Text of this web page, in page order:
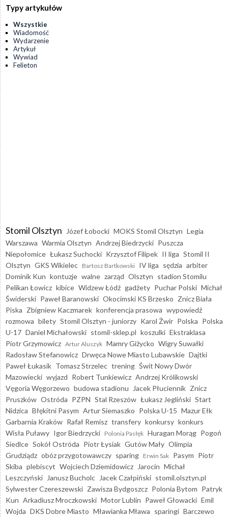
Typy artykułów
Wszystkie
Wiadomość
Wydarzenie
Artykuł
Wywiad
Felieton
Stomil Olsztyn Józef Łobocki MOKS Stomil Olsztyn Legia
Warszawa Warmia Olsztyn Andrzej Biedrzycki Puszcza
Niepołomice Łukasz Suchocki Krzysztof Filipek II liga Stomil II
Olsztyn GKS Wikielec Bartosz Bartkowski IV liga sędzia arbiter
Dominik Kun kontuzje walne zarząd Olsztyn stadion Stomilu
Pelikan Łowicz kibice Widzew Łódź gadżety Puchar Polski Michał
Świderski Paweł Baranowski Okocimski KS Brzesko Znicz Biała
Piska Zbigniew Kaczmarek konferencja prasowa wypowiedź
rozmowa bilety Stomil Olsztyn - juniorzy Karol Żwir Polska Polska
U-17 Daniel Michałowski stomil-sklep.pl koszulki Ekstraklasa
Piotr Grzymowicz Artur Aluszyk Mamry Giżycko Wigry Suwałki
Radosław Stefanowicz Drwęca Nowe Miasto Lubawskie Dajtki
Paweł Łukasik Tomasz Strzelec trening Świt Nowy Dwór
Mazowiecki wyjazd Robert Tunkiewicz Andrzej Królikowski
Vęgoria Węgorzewo budowa stadionu Jacek Płuciennik Znicz
Pruszków Ostróda PZPN Stal Rzeszów Łukasz Jegliński Start
Nidzica Błękitni Pasym Artur Siemaszko Polska U-15 Mazur Ełk
Garbarnia Kraków Rafał Remisz transfery konkursy konkurs
Wisła Puławy Igor Biedrzycki Polonia Pasłęk Huragan Morąg Pogoń
Siedlce Sokół Ostróda Piotr Łysiak Gutów Mały Olimpia
Grudziądz obóz przygotowawczy sparing Erwin Sak Pasym Piotr
Skiba plebiscyt Wojciech Dziemidowicz Jarocin Michał
Leszczyński
Janusz Bucholc Jacek Czałpiński stomil.olsztyn.pl
Sylwester Czereszewski Zawisza Bydgoszcz Polonia Bytom Patryk
Kun Arkadiusz Mroczkowski Motor Lublin Paweł Głowacki Emil
Wojda DKS Dobre Miasto Mławianka Mława sparingi Barczewo